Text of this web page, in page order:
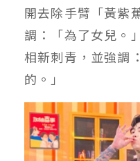
開去除手臂「黃紫
調：「為了女兒。
相新刺青，並強調
的。」